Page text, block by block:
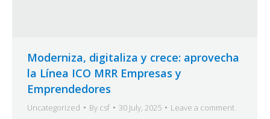
Moderniza, digitaliza y crece: aprovecha
la Línea ICO MRR Empresas y
Emprendedores
Uncategorized By csf 30 July, 2025 Leave a comment